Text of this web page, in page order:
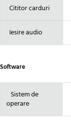
Cititor carduri
Iesire audio
Software
Sistem de
operare